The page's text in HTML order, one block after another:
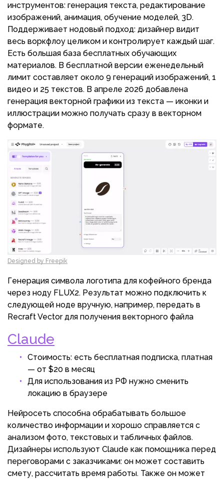
инструментов: генерация текста, редактирование
изображений, анимация, обучение моделей, 3D.
Поддерживает нодовый подход: дизайнер видит
весь воркфлоу целиком и контролирует каждый шаг.
Есть большая база бесплатных обучающих
материалов. В бесплатной версии еженедельный
лимит составляет около 9 генераций изображений, 1
видео и 25 текстов. В апреле 2026 добавлена
генерация векторной графики из текста — иконки и
иллюстрации можно получать сразу в векторном
формате.
Designed by Freepik
Генерация символа логотипа для кофейного бренда
через ноду FLUX2. Результат можно подключить к
следующей ноде вручную, например, передать в
Recraft Vector для получения векторного файла
Claude
Стоимость: есть бесплатная подписка, платная
— от $20 в месяц
Для использования из РФ нужно сменить
локацию в браузере
Нейросеть способна обрабатывать большое
количество информации и хорошо справляется с
анализом фото, текстовых и табличных файлов.
Дизайнеры используют Claude как помощника перед
переговорами с заказчиками: он может составить
смету, рассчитать время работы. Также он может